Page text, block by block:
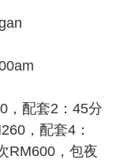
，配套2：45分
，配套4：
RM600，包夜